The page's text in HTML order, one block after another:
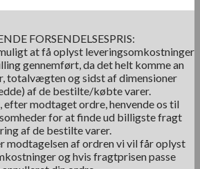
FORSENDELSESPRIS:
at få oplyst leveringsomkostninger
gennemført, da det helt komme an
totalvægten og sidst af dimensioner
af de bestilte/købte varer.
modtaget ordre, henvende os til
for at finde ud billigste fragt
af de bestilte varer.
modtagelsen af ordren vi vil får oplyst
og hvis fragtprisen passe